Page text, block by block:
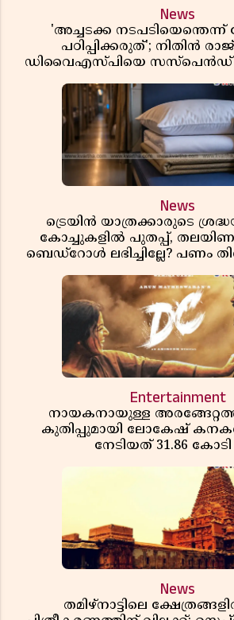
News
'അച്ചടക്ക
പഠിപ്പിക്കരുത്'; നിതിൻ
ഡിവൈഎസ്പിയെ സസ്പെൻഡ്
News
ട്രെയിൻ യാത്രക്കാരുടെ
കോച്ചുകളിൽ പുതപ്പ്,
ബെഡ്റോൾ ലഭിച്ചില്ലേ? പണം
Entertainment
നായകനായുള്ള
കുതിപ്പുമായി ലോകേഷ്
നേടിയത് 31.86
News
തമിഴ്‌നാട്ടിലെ